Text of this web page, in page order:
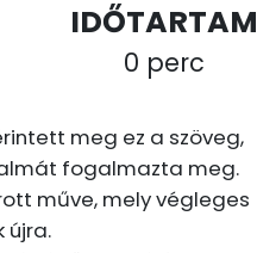
IDŐTARTAM
0 perc
meg ez a szöveg,
fogalmazta meg.
műve, mely végleges
újra.